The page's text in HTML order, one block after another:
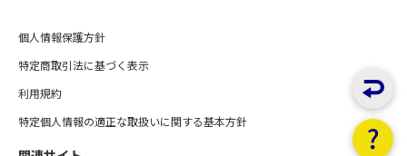
個人情報保護方針
特定商取引法に基づく表示
利用規約
特定個人情報の適正な取扱いに関する基本方針